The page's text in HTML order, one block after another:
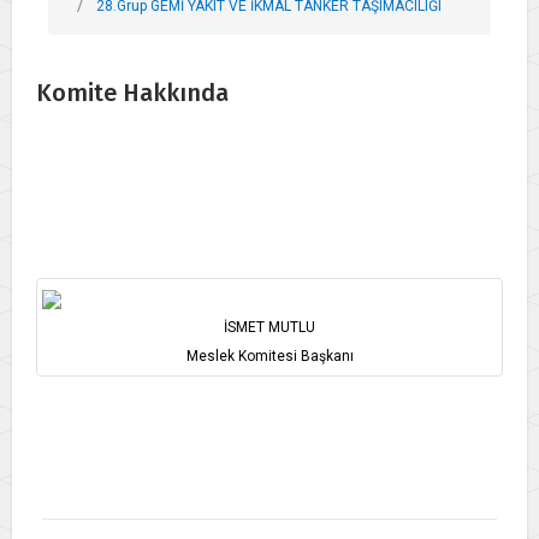
28.Grup GEMİ YAKIT VE İKMAL TANKER TAŞIMACILIĞI
Komite Hakkında
İSMET MUTLU
Meslek Komitesi Başkanı